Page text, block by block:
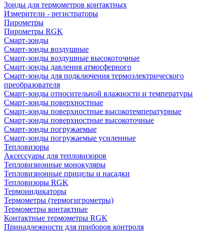
Зонды для термометров контактных
Измерители - регистраторы
Пирометры
Пирометры RGK
Смарт-зонды
Смарт-зонды воздушные
Смарт-зонды воздушные высокоточные
Смарт-зонды давления атмосферного
Смарт-зонды для подключения термоэлектрического
преобразователя
Смарт-зонды относительной влажности и температуры
Смарт-зонды поверхностные
Смарт-зонды поверхностные высокотемпературные
Смарт-зонды поверхностные высокоточные
Смарт-зонды погружаемые
Смарт-зонды погружаемые усиленные
Тепловизоры
Аксессуары для тепловизоров
Тепловизионные монокуляры
Тепловизионные прицелы и насадки
Тепловизоры RGK
Термоиндикаторы
Термометры (термогигрометры)
Термометры контактные
Контактные термометры RGK
Принадлежности для приборов контроля